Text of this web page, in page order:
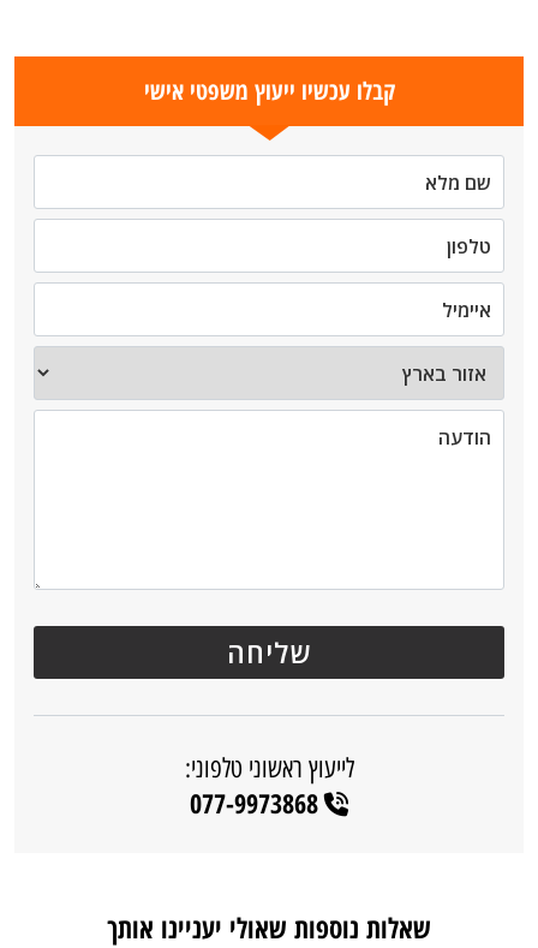
קבלו עכשיו ייעוץ משפטי אישי
לייעוץ ראשוני טלפוני:
077-9973868
שאלות נוספות שאולי יעניינו אותך